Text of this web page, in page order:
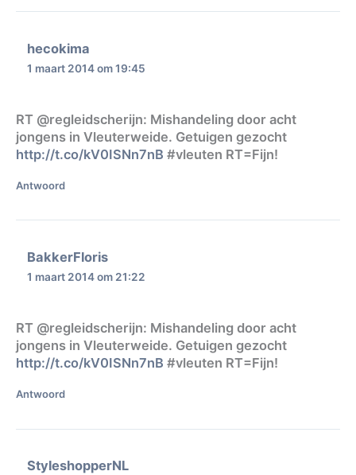
hecokima
1 maart 2014 om 19:45
RT @regleidscherijn: Mishandeling door acht
jongens in Vleuterweide. Getuigen gezocht
http://t.co/kV0ISNn7nB #vleuten RT=Fijn!
Antwoord
BakkerFloris
1 maart 2014 om 21:22
RT @regleidscherijn: Mishandeling door acht
jongens in Vleuterweide. Getuigen gezocht
http://t.co/kV0ISNn7nB #vleuten RT=Fijn!
Antwoord
StyleshopperNL